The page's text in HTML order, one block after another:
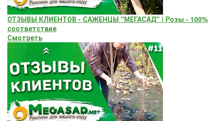
ОТЗЫВЫ КЛИЕНТОВ - САЖЕНЦЫ "МЕГАСАД" | Розы - 100%
соответствие
Смотреть